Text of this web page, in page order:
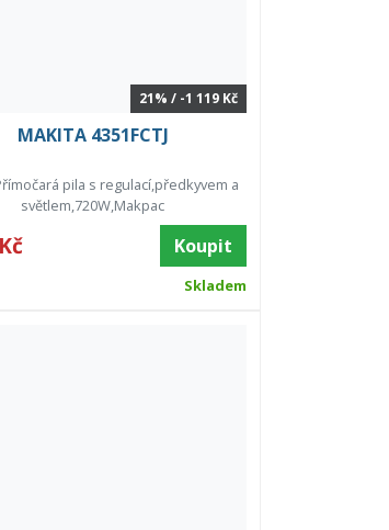
21% / -1 119 Kč
MAKITA 4351FCTJ
pila s regulací,předkyvem a
světlem,720W,Makpac
Koupit
Skladem